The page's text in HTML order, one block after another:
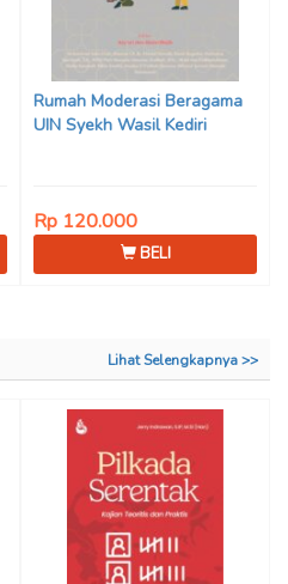
Rumah Moderasi Beragama
UIN Syekh Wasil Kediri
Rp 120.000
BELI
Lihat Selengkapnya >>